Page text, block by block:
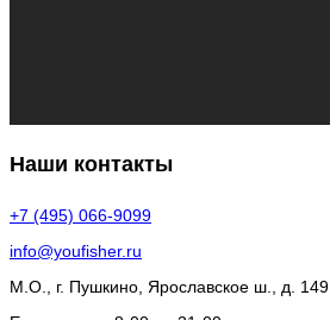
Наши контакты
+7 (495) 066-9099
info@youfisher.ru
М.О., г. Пушкино, Ярославское ш., д. 149